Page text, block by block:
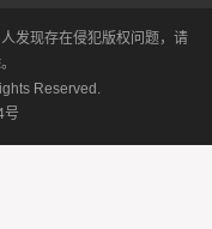
发现存在侵犯版权问题，请
Reserved.
号